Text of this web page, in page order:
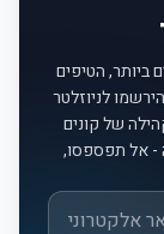
ביותר, הטיפים
לניוזלטר
של קונים
- אל תפספסו,